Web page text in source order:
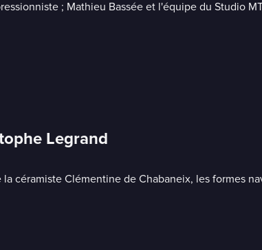
; Mathieu Bassée et l'équipe du Studio
Legrand
céramiste Clémentine de Chabaneix, les formes